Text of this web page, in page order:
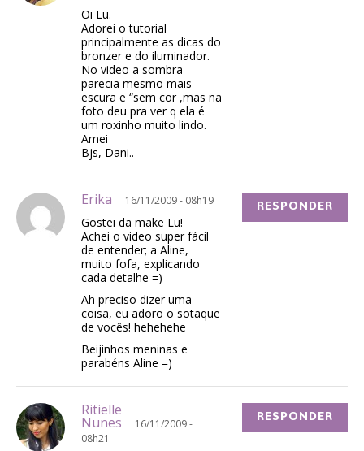
Oi Lu.
Adorei o tutorial
principalmente as dicas do
bronzer e do iluminador.
No video a sombra
parecia mesmo mais
escura e “sem cor ,mas na
foto deu pra ver q ela é
um roxinho muito lindo.
Amei
Bjs, Dani..
Erika 16/11/2009 - 08h19
Gostei da make Lu!
Achei o video super fácil
de entender; a Aline,
muito fofa, explicando
cada detalhe =)
Ah preciso dizer uma
coisa, eu adoro o sotaque
de vocês! hehehehe
Beijinhos meninas e
parabéns Aline =)
RESPONDER
Ritielle
Nunes
16/11/2009 -
08h21
RESPONDER